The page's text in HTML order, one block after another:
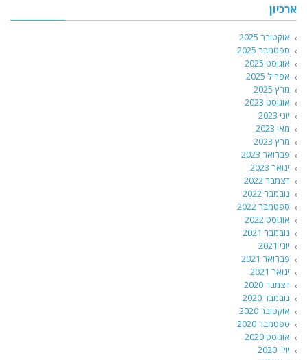
ארכיון
אוקטובר 2025
ספטמבר 2025
אוגוסט 2025
אפריל 2025
מרץ 2025
אוגוסט 2023
יוני 2023
מאי 2023
מרץ 2023
פברואר 2023
ינואר 2023
דצמבר 2022
נובמבר 2022
ספטמבר 2022
אוגוסט 2022
נובמבר 2021
יוני 2021
פברואר 2021
ינואר 2021
דצמבר 2020
נובמבר 2020
אוקטובר 2020
ספטמבר 2020
אוגוסט 2020
יולי 2020